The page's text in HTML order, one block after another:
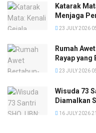
Katarak
Menjaga
23 JULY 2026
Rumah
Rayap
23 JULY 2026
Wisuda 73
Diamalkan
16 JULY 2026